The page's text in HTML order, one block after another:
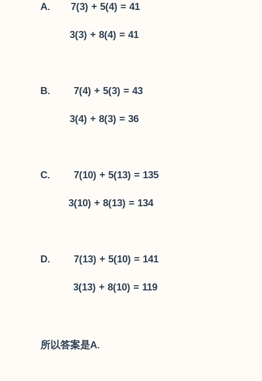
A. 7(3) + 5(4) = 41
3(3) + 8(4) = 41
B. 7(4) + 5(3) = 43
3(4) + 8(3) = 36
C. 7(10) + 5(13) = 135
3(10) + 8(13) = 134
D. 7(13) + 5(10) = 141
3(13) + 8(10) = 119
所以答案是A.